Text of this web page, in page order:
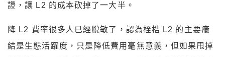
證，讓 L2 的成本砍掉了一大半。
降 L2 費率很多人已經脫敏了，認為桎梏 L2 的主要癥
結是生態活躍度，只是降低費用毫無意義，但如果甩掉